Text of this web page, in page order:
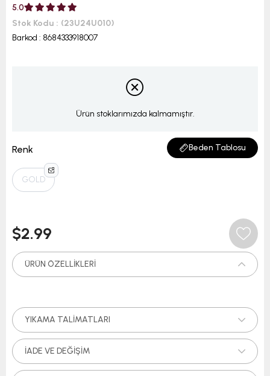
5.0
Stok Kodu
(23U24U010)
Barkod : 8684333918007
Ürün stoklarımızda kalmamıştır.
Renk Beden Tablosu
GOLD
$2.99
ÜRÜN ÖZELLIKLERI
YIKAMA TALIMATLARI
İADE VE DEĞIŞIM